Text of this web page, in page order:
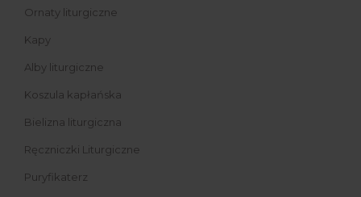
Ornaty liturgiczne
Kapy
Alby liturgiczne
Koszula kapłańska
Bielizna liturgiczna
Ręczniczki Liturgiczne
Puryfikaterz